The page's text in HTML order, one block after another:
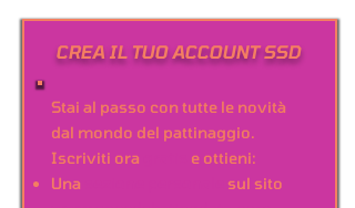
CREA IL TUO ACCOUNT SSD
Stai al passo con tutte le novità
dal mondo del pattinaggio.
Iscriviti ora
e ottieni:
Una
sul sito